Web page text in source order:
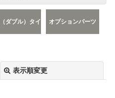
ダブル）タイ オプションパーツ
表示順変更